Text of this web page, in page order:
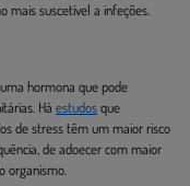
mais suscetível a infeções.
hormona que pode
Há estudosque
de stress têm um maior risco
de adoecer com maior
organismo.